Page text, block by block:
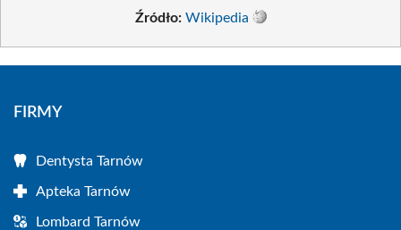
Źródło: Wikipedia
FIRMY
Dentysta Tarnów
Apteka Tarnów
Lombard Tarnów